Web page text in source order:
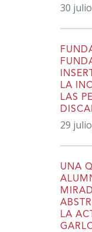
30
LA
LAS
29
UNA
LA